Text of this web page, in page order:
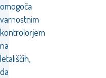
omogoča
varnostnim
kontrolorjem
na
letališčih,
da